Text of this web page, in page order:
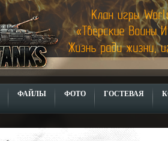
ФАЙЛЫ ФОТО ГОСТЕВАЯ